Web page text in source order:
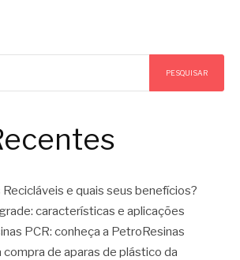
PESQUISAR
Recicláveis e quais seus benefícios?
características e aplicações
PCR: conheça a PetroResinas
compra de aparas de plástico da